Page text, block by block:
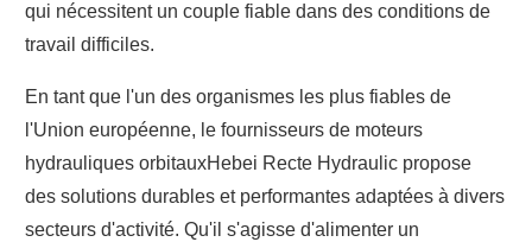
qui nécessitent un couple fiable dans des conditions de
travail difficiles.
En tant que l'un des organismes les plus fiables de
l'Union européenne, lefournisseurs de moteurs
hydrauliques orbitauxHebei Recte Hydraulic propose
des solutions durables et performantes adaptées à divers
secteurs d'activité. Qu'il s'agisse d'alimenter un